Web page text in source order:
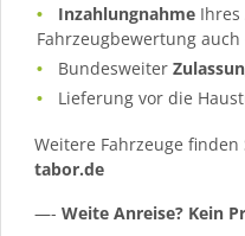
Inzahlungnahme
Fahrzeugbewertung
Bundesweiter
Lieferung vor die
Weitere Fahrzeuge finden
tabor.de
—- Weite Anreise? Kein